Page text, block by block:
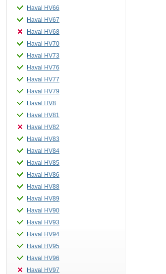
Haval HV66
Haval HV67
Haval HV68
Haval HV70
Haval HV73
Haval HV76
Haval HV77
Haval HV79
Haval HV8
Haval HV81
Haval HV82
Haval HV83
Haval HV84
Haval HV85
Haval HV86
Haval HV88
Haval HV89
Haval HV90
Haval HV93
Haval HV94
Haval HV95
Haval HV96
Haval HV97